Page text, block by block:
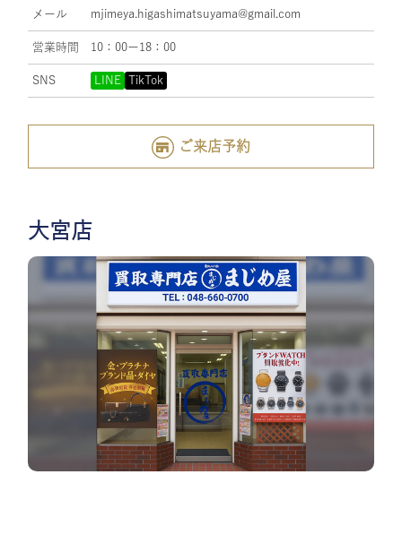
メール mjimeya.higashimatsuyama@gmail.com
営業時間 10：00ー18：00
SNS LINE TikTok
ご来店予約
大宮店